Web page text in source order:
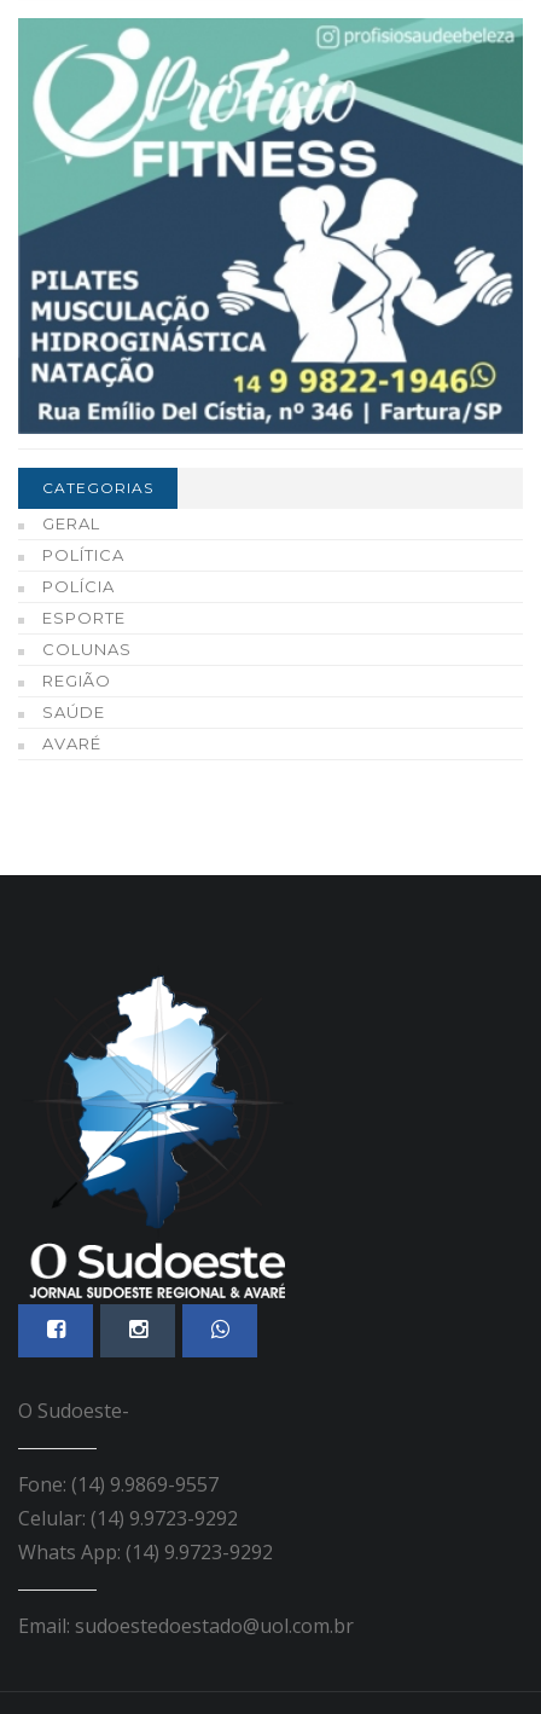
CATEGORIAS
GERAL
POLÍTICA
POLÍCIA
ESPORTE
COLUNAS
REGIÃO
SAÚDE
AVARÉ
O Sudoeste-
Fone: (14) 9.9869-9557
Celular: (14) 9.9723-9292
Whats App: (14) 9.9723-9292
Email: sudoestedoestado@uol.com.br